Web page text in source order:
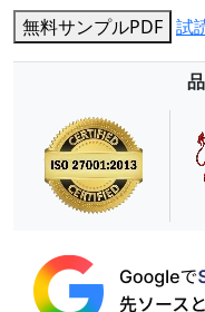
無料サンプルPDF 試